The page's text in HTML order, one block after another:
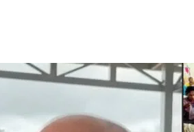
យស័ង្កសី ទំហំ ៥ គុណនឹង ២០ ម៉ែត្រ លើដីទួលដ
និងអនាគតថ្មីរបស់កម្ពុជា។ ប៉ុន្តែនៅមិនឆ្ងា
មហ៊ុនរៀបចំឱ្យ។ ខាងក្រៅផ្ទះទាំងនេះ អាចម
ញ្ចឹមជីវិត បន្ទាប់ពីត្រូវចាកចេញពីទីលំនៅចាស់
ោកមិនទទួលបានក្ដីសង្ឃឹមថ្មី លើសពីភូមិចាស់